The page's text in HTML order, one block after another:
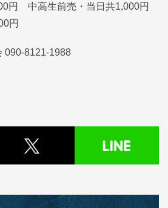
円 中高生前売・当日共1,000円
円
090-8121-1988